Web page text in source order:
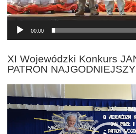
00:00
XI Wojewódzki Konkurs
PATRON NAJGODNIEJSZY
Odtwarzacz
video